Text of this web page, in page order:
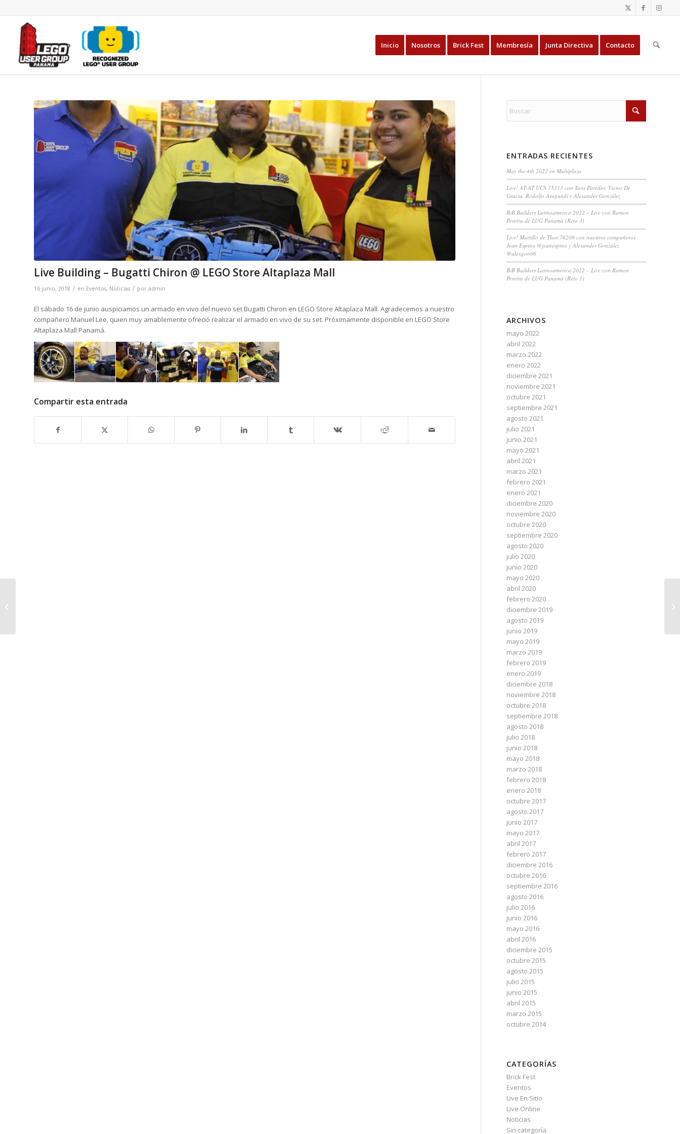
Inicio Nosotros Brick Fest Membresía Junta Directiva Contacto
Live Building – Bugatti Chiron @ LEGO Store Altaplaza Mall
16 junio, 2018 / en Eventos, Noticias / por admin
El sábado 16 de junio auspiciamos un armado en vivo del nuevo set Bugatti Chiron en LEGO Store Altaplaza Mall. Agradecemos a nuestro
compañero Manuel Lee, quien muy amablemente ofreció realizar el armado en vivo de su set. Próximamente disponible en LEGO Store
Altaplaza Mall Panamá.
Compartir esta entrada
ENTRADAS RECIENTES
May the 4th 2022 en Multiplaza
Live! AT-AT UCS 75313 con Taro Paredes, Victor De
Gracia, Rodolfo Aragundi y Alexander González
BiB Builders Latinoamerica 2022 – Live con Ramon
Pereira de LUG Panamá (Reto 3)
Live! Martillo de Thor 76209 con nuestros compañeros
Jean Espino @jeanespino y Alexander González
@alexgon06
BiB Builders Latinoamerica 2022 – Live con Ramon
Pereira de LUG Panamá (Reto 1)
ARCHIVOS
mayo 2022
abril 2022
marzo 2022
enero 2022
diciembre 2021
noviembre 2021
octubre 2021
septiembre 2021
agosto 2021
julio 2021
junio 2021
mayo 2021
abril 2021
marzo 2021
febrero 2021
enero 2021
diciembre 2020
noviembre 2020
octubre 2020
septiembre 2020
agosto 2020
julio 2020
junio 2020
mayo 2020
abril 2020
febrero 2020
diciembre 2019
agosto 2019
junio 2019
mayo 2019
marzo 2019
febrero 2019
enero 2019
diciembre 2018
noviembre 2018
octubre 2018
septiembre 2018
agosto 2018
julio 2018
junio 2018
mayo 2018
marzo 2018
febrero 2018
enero 2018
octubre 2017
agosto 2017
junio 2017
mayo 2017
abril 2017
febrero 2017
diciembre 2016
octubre 2016
septiembre 2016
agosto 2016
julio 2016
junio 2016
mayo 2016
abril 2016
diciembre 2015
octubre 2015
agosto 2015
julio 2015
junio 2015
abril 2015
marzo 2015
octubre 2014
CATEGORÍAS
Brick Fest
Eventos
Live En Sitio
Live Online
Noticias
Sin categoría